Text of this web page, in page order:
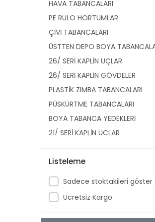
HAVA TABANCALARI
PE RULO HORTUMLAR
ÇİVİ TABANCALARI
ÜSTTEN DEPO BOYA
26/ SERİ KAPLİN UÇLAR
26/ SERİ KAPLİN GÖVDELER
PLASTİK ZIMBA TABANCALARI
PÜSKÜRTME TABANCALARI
BOYA TABANCA YEDEKLERİ
21/ SERİ KAPLİN UÇLAR
14/ SERİ ÇİVİLER
HAVALI KESKİLER
SPİRAL HORTUMLAR
KÖR TAPALAR
SEVİYE GÖSTERGELERİ
Listeleme
Sadece stoktakileri göster
Ücretsiz Kargo